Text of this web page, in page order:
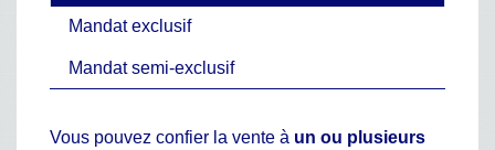
Mandat exclusif
Mandat semi-exclusif
Vous pouvez confier la vente à un ou plusieurs